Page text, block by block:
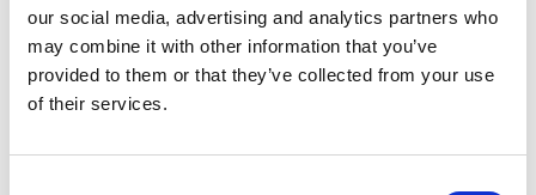
our social media, advertising and analytics partners who
may combine it with other information that you’ve
provided to them or that they’ve collected from your use
of their services.
uzupełniła swoje portfolio o platformę
pozwalającą na tworzenie aplikacji
biznesowych wymagających od
użytkownika jedynie podstawowej wiedzy